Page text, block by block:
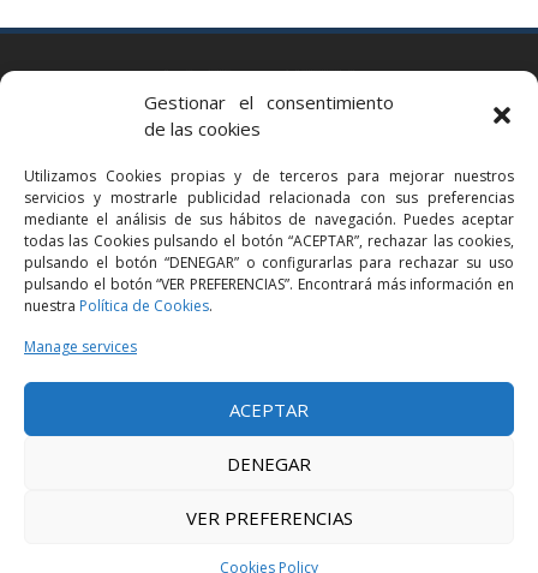
Gestionar el consentimiento
de las cookies
Utilizamos Cookies propias y de terceros para mejorar nuestros
servicios y mostrarle publicidad relacionada con sus preferencias
mediante el análisis de sus hábitos de navegación. Puedes aceptar
todas las Cookies pulsando el botón “ACEPTAR”, rechazar las cookies,
pulsando el botón “DENEGAR” o configurarlas para rechazar su uso
pulsando el botón “VER PREFERENCIAS”. Encontrará más información en
nuestra Política de Cookies.
Manage services
ACEPTAR
DENEGAR
VER PREFERENCIAS
Cookies Policy
Via Augusta 2 bis, 3º, 08006 Barcelona
bcn@bellavistalegal.eu
GRANOLLERS
C/ Sant Jaume, 16 1r, 08401 Granollers (Bcn)
+34 93 860 39 60
grn@bellavistalegal.eu
MADRID
C/ Serrano 114, 2º izq. 28006 Madrid.
+34 91 431 98 21 | +34 91 431 98 95
mad@bellavistalegal.eu
© 2016 Bellavista Legal - All rights reserved -Legal Notice
Design: